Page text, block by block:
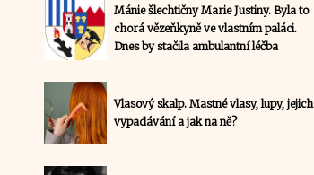
Mánie šlechtičny Marie Justiny. Byla to
chorá vězeňkyně ve vlastním paláci.
Dnes by stačila ambulantní léčba
Vlasový skalp. Mastné vlasy, lupy, jejich
vypadávání a jak na ně?